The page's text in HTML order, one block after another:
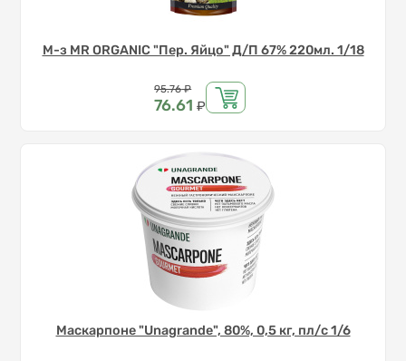
М-з MR ORGANIC "Пер. Яйцо" Д/П 67% 220мл. 1/18
Цена
95.76 ₽
76.61 ₽
Маскарпоне "Unagrande", 80%, 0,5 кг, пл/с 1/6